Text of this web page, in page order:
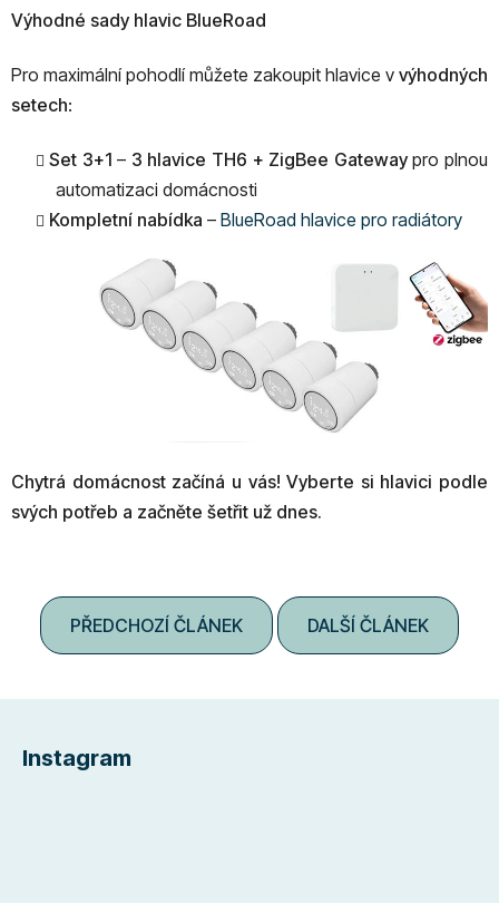
Výhodné sady hlavic BlueRoad
Pro maximální pohodlí můžete zakoupit hlavice v výhodných
setech:
Set 3+1 – 3 hlavice TH6 + ZigBee Gatewaypro plnou
automatizaci domácnosti
Kompletní nabídka – BlueRoad hlavice pro radiátory
Chytrá domácnost začíná u vás! Vyberte si hlavici podle
svých potřeb a začněte šetřit už dnes.
PŘEDCHOZÍ ČLÁNEK DALŠÍ ČLÁNEK
Instagram